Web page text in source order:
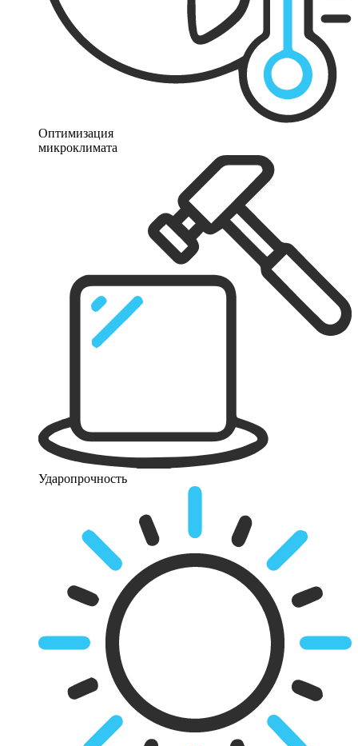
Оптимизация
микроклимата
Ударопрочность